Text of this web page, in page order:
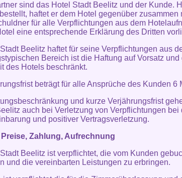
sind das Hotel Stadt Beelitz und der Kunde.
haftet er dem Hotel gegenüber zusammen
für alle Verpflichtungen aus dem
eine entsprechende Erklärung des Dritten
Beelitz haftet für seine Verpflichtungen aus
Bereich ist die Haftung auf Vorsatz und
des Hotels beschränkt.
beträgt für alle Ansprüche des Kunden 6
und kurze Verjährungsfrist
auch bei Verletzung von Verpflichtungen bei
und positiver Vertragsverletzung.
Zahlung, Aufrechnung
Beelitz ist verpflichtet, die vom Kunden
und die vereinbarten Leistungen zu erbringen.